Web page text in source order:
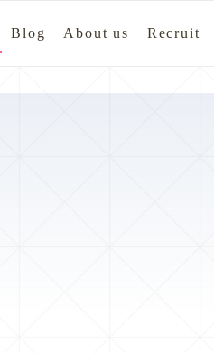
Blog About us Recruit